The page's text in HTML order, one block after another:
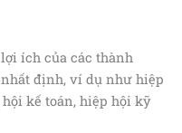
ích của các thành
định, ví dụ như hiệp
kế toán, hiệp hội kỹ